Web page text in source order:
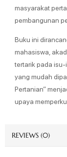
masyarakat
pembangunan
Buku ini
mahasiswa,
tertarik pada
yang mudah
Pertanian”
upaya
REVIEWS (0)